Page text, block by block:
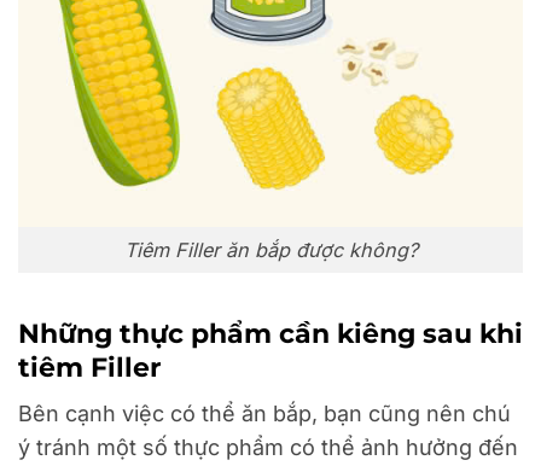
Tiêm Filler ăn bắp được không?
Những thực phẩm cần kiêng sau khi
tiêm Filler
Bên cạnh việc có thể ăn bắp, bạn cũng nên chú
ý tránh một số thực phẩm có thể ảnh hưởng đến